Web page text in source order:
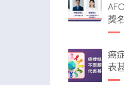
獎
癌
表